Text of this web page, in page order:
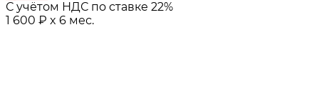
С учётом НДС по ставке 22%
1 600 ₽ x 6 мес.